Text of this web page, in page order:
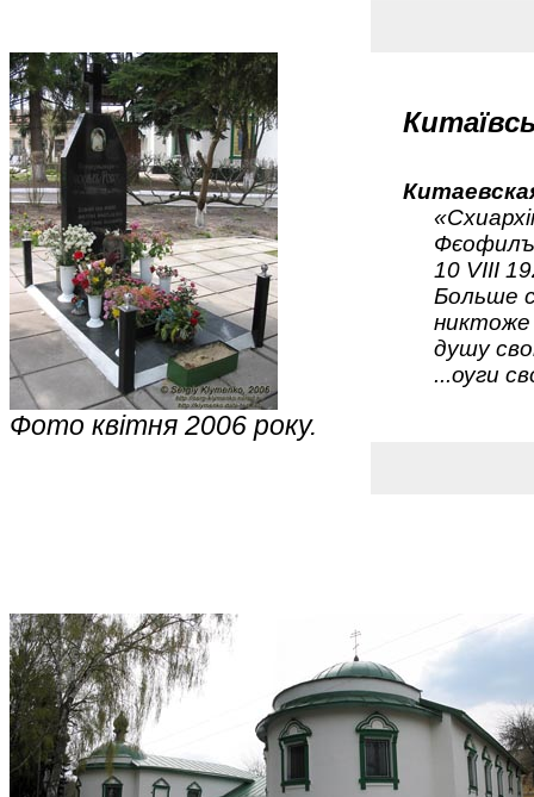
Фото квітня 2006 року.
10 VIII
Больше
душу
...оуги